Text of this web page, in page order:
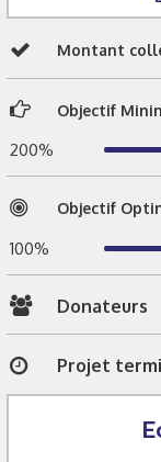
Montant
Objectif
200%
Objectif
100%
Donateurs
Projet